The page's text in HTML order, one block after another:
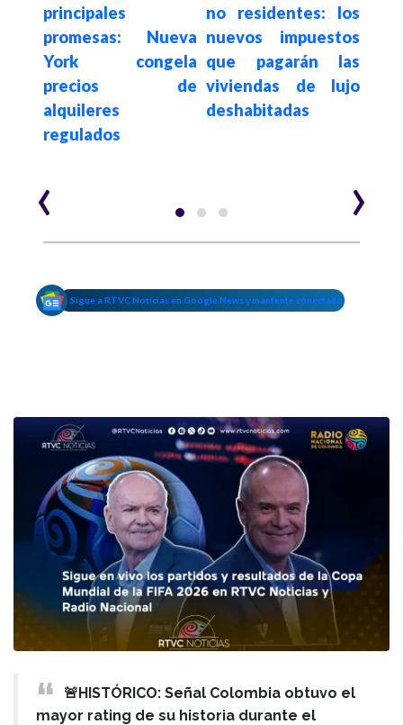
principales
promesas: Nueva
York congela
precios de
alquileres
regulados
no residentes: los
nuevos impuestos
que pagarán las
viviendas de lujo
deshabitadas
‹ ›
Sigue a RTVC Noticias en Google News y mantente conectado
🚨HISTÓRICO: Señal Colombia obtuvo el
mayor rating de su historia durante el